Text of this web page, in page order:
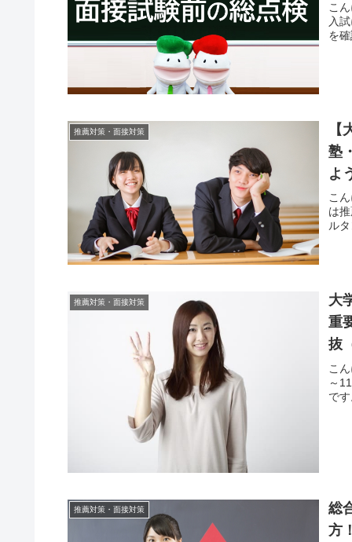
こ
入
を
推薦対策・面接対策
塾
よ
こ
は
ル
推薦対策・面接対策
大
重
抜
こ
～
で
推薦対策・面接対策
総
方